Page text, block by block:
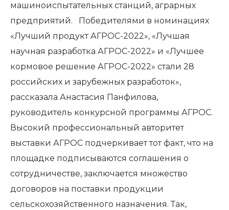
машиноиспытательных станций, аграрных
предприятий. Победителями в номинациях
«Лучший продукт АГРОС-2022», «Лучшая
научная разработка АГРОС-2022» и «Лучшее
кормовое решение АГРОС-2022» стали 28
российских и зарубежных разработок»,
рассказала Анастасия Панфилова,
руководитель конкурсной программы АГРОС.
Высокий профессиональный авторитет
выставки АГРОС подчеркивает тот факт, что на
площадке подписываются соглашения о
сотрудничестве, заключается множество
договоров на поставки продукции
сельскохозяйственного назначения. Так,